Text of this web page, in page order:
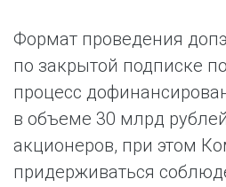
Формат проведения
по закрытой подписке
процесс
в объеме 30 млрд
акционеров, при этом
придерживаться